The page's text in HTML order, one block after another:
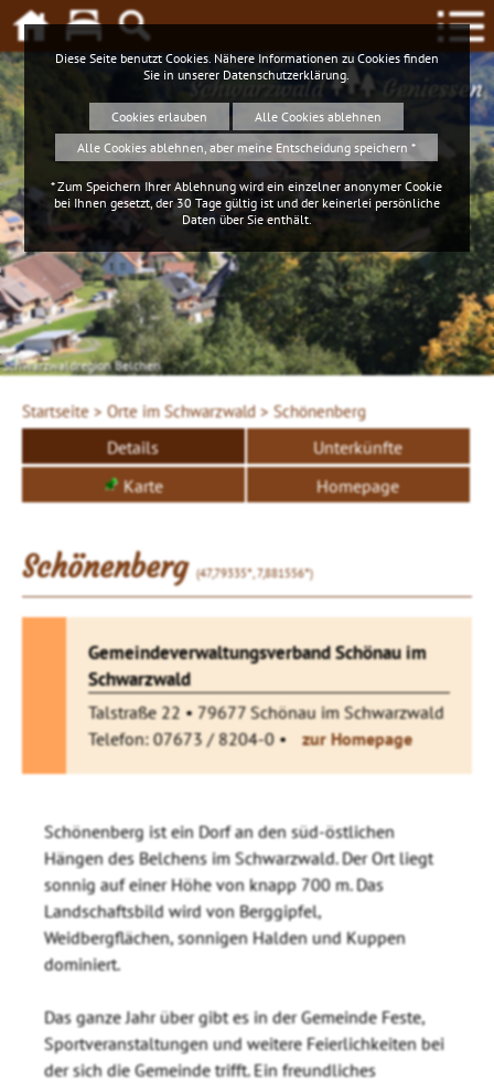
Schwarzwald Geniessen
Schwarzwaldregion Belchen
Startseite > Orte im Schwarzwald > Schönenberg
Details
Unterkünfte
Karte
Homepage
Schönenberg(47,79335°, 7,881556°)
Gemeindeverwaltungsverband Schönau im
Schwarzwald
Talstraße 22 • 79677 Schönau im Schwarzwald
Telefon: 07673 / 8204-0 •
zur Homepage
Schönenberg ist ein Dorf an den süd-östlichen
Hängen des Belchens im Schwarzwald. Der Ort liegt
sonnig auf einer Höhe von knapp 700 m. Das
Landschaftsbild wird von Berggipfel,
Weidbergflächen, sonnigen Halden und Kuppen
dominiert.
Das ganze Jahr über gibt es in der Gemeinde Feste,
Sportveranstaltungen und weitere Feierlichkeiten bei
der sich die Gemeinde trifft. Ein freundliches
Diese Seite benutzt Cookies. Nähere Informationen zu Cookies finden
Sie in unserer Datenschutzerklärung
Cookies erlauben
Alle Cookies ablehnen
Alle Cookies ablehnen, aber meine Entscheidung speichern *
* Zum Speichern Ihrer Ablehnung wird ein einzelner anonymer Cookie
bei Ihnen gesetzt, der 30 Tage gültig ist und der keinerlei persönliche
Daten über Sie enthält.